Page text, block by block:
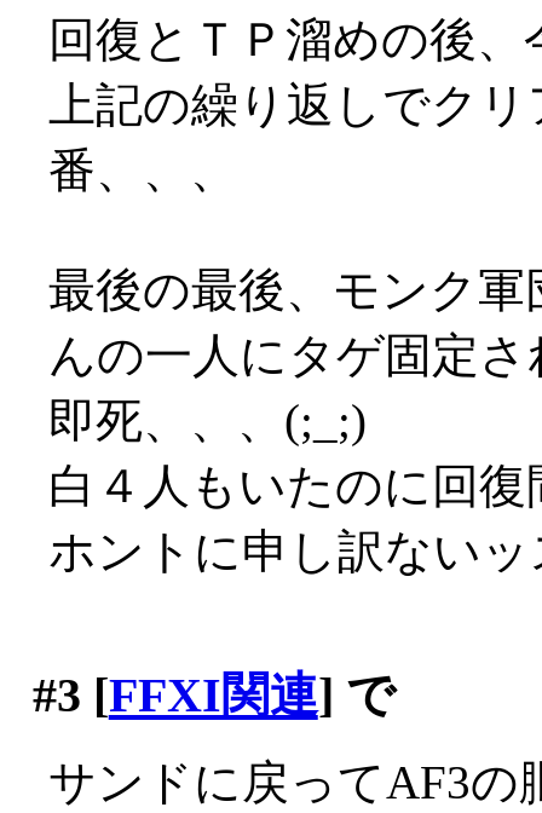
回復とＴＰ溜めの後
上記の繰り返しでク
番、、、
最後の最後、モンク
んの一人にタゲ固定
即死、、、(;_;)
白４人もいたのに回
ホントに申し訳ない
#3 [FFXI関連] で
サンドに戻ってAF3